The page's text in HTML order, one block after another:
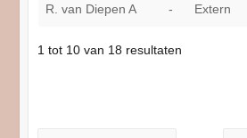
R. van Diepen A - Extern
1 tot 10 van 18 resultaten